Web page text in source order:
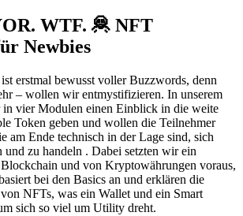
WTF. 🦧 NFT
Newbies
erstmal bewusst voller Buzzwords, denn
– wollen wir entmystifizieren. In unserem
vier Modulen einen Einblick in die weite
Token geben und wollen die Teilnehmer
am Ende technisch in der Lage sind, sich
zu handeln . Dabei setzten wir ein
und von Kryptowährungen voraus,
bei den Basics an und erklären die
NFTs, was ein Wallet und ein Smart
sich so viel um Utility dreht.